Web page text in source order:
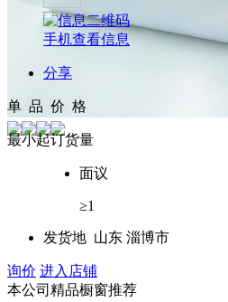
手机查看信息
分享
单 品 价 格
最小起订货量
面议
≥1
发货地 山东 淄博市
询价 进入店铺
本公司精品橱窗推荐